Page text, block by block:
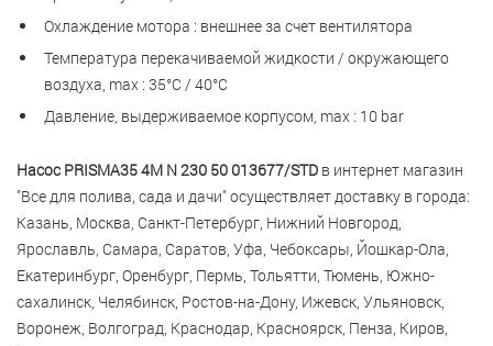
Охлаждение мотора : внешнее за счет вентилятора
Температура перекачиваемой жидкости / окружающего
воздуха, max : 35°С / 40°С
Давление, выдерживаемое корпусом, max : 10 bar
Насос PRISMA35 4M N 230 50 013677/STD в интернет магазин
"Все для полива, сада и дачи" осуществляет доставку в города:
Казань, Москва, Санкт-Петербург, Нижний Новгород,
Ярославль, Самара, Саратов, Уфа, Чебоксары, Йошкар-Ола,
Екатеринбург, Оренбург, Пермь, Тольятти, Тюмень, Южно-
сахалинск, Челябинск, Ростов-на-Дону, Ижевск, Ульяновск,
Воронеж, Волгоград, Краснодар, Красноярск, Пенза, Киров,